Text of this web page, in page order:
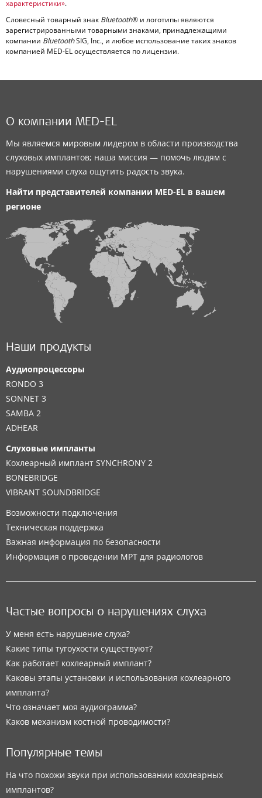
характеристики».
Словесный товарный знак Bluetooth® и логотипы являются
зарегистрированными товарными знаками, принадлежащими
компании BluetoothSIG, Inc., и любое использование таких знаков
компанией MED-EL осуществляется по лицензии.
О компании MED-EL
Мы являемся мировым лидером в области производства
слуховых имплантов; наша миссия — помочь людям с
нарушениями слуха ощутить радость звука.
Найти представителей компании MED-EL в вашем
регионе
Наши продукты
Аудиопроцессоры
RONDO 3
SONNET 3
SAMBA 2
ADHEAR
Слуховые импланты
Кохлеарный имплант SYNCHRONY 2
BONEBRIDGE
VIBRANT SOUNDBRIDGE
Возможности подключения
Техническая поддержка
Важная информация по безопасности
Информация о проведении МРТ для радиологов
Частые вопросы о нарушениях слуха
У меня есть нарушение слуха?
Какие типы тугоухости существуют?
Как работает кохлеарный имплант?
Каковы этапы установки и использования кохлеарного
импланта?
Что означает моя аудиограмма?
Каков механизм костной проводимости?
Популярные темы
На что похожи звуки при использовании кохлеарных
имплантов?